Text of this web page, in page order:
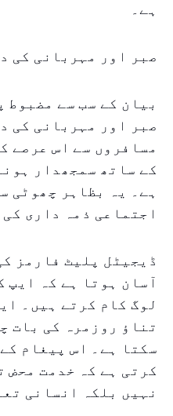
ہے۔
صبر اور مہربانی کی
بیان کے سب سے مضبوط
صبر اور مہربانی کی
مسافروں سے اس عرصے
کے ساتھ سمجھدار
ہے۔ یہ بظاہر چھوٹی
اجتماعی ذمہ داری کی
ڈیجیٹل پلیٹ فارمز
آسان ہوتا ہے کہ ایپ
لوگ کام کرتے ہیں۔
تناؤ روزمرہ کی بات
سکتا ہے۔ اس پیغام
کرتی ہے کہ خدمت محض
نہیں بلکہ انسانی